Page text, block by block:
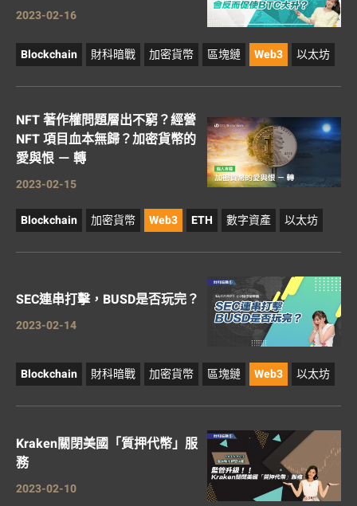
2023-02-16
Blockchain 財科暗戰 加密貨幣 區塊鏈 Web3 以太坊
NFT 著作權問題層出不窮？經營
NFT 項目血本無歸？加密貨幣的
愛與恨 － 轉
2023-02-15
Blockchain 加密貨幣 Web3 ETH 數字資產 以太坊
SEC連串打擊，BUSD是否玩完？
2023-02-14
Blockchain 財科暗戰 加密貨幣 區塊鏈 Web3 以太坊
Kraken關閉美國「質押代幣」服
務
2023-02-10